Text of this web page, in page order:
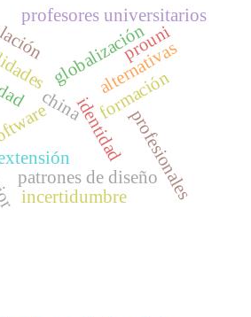
china
globalización
identidad
patrones de diseño
profesores universitarios
formación
profesionales
alternativas
incertidumbre
prouni